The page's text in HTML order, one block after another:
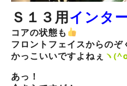
Ｓ１３用インタ
コアの状態も
フロントフェイスからのぞ
かっこいいですよねぇ ヽ
あっ！